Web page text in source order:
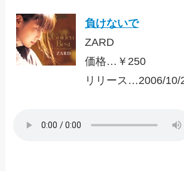
負けないで
ZARD
価格…￥250
リリース…2006/10/